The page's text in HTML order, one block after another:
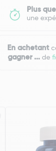
Plus
une
En achetant
gagner ... de